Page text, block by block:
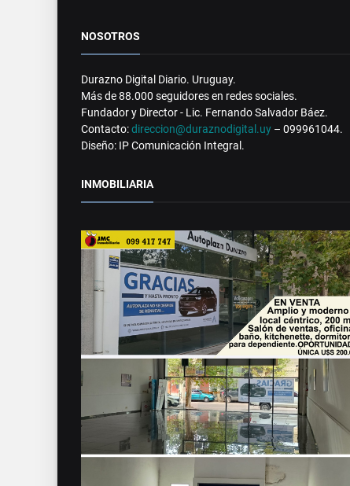
NOSOTROS
Durazno Digital Diario. Uruguay.
Más de 88.000 seguidores en redes sociales.
Fundador y Director - Lic. Fernando Salvador Báez.
Contacto:direccion@duraznodigital.uy – 099961044.
Diseño: IP Comunicación Integral.
INMOBILIARIA